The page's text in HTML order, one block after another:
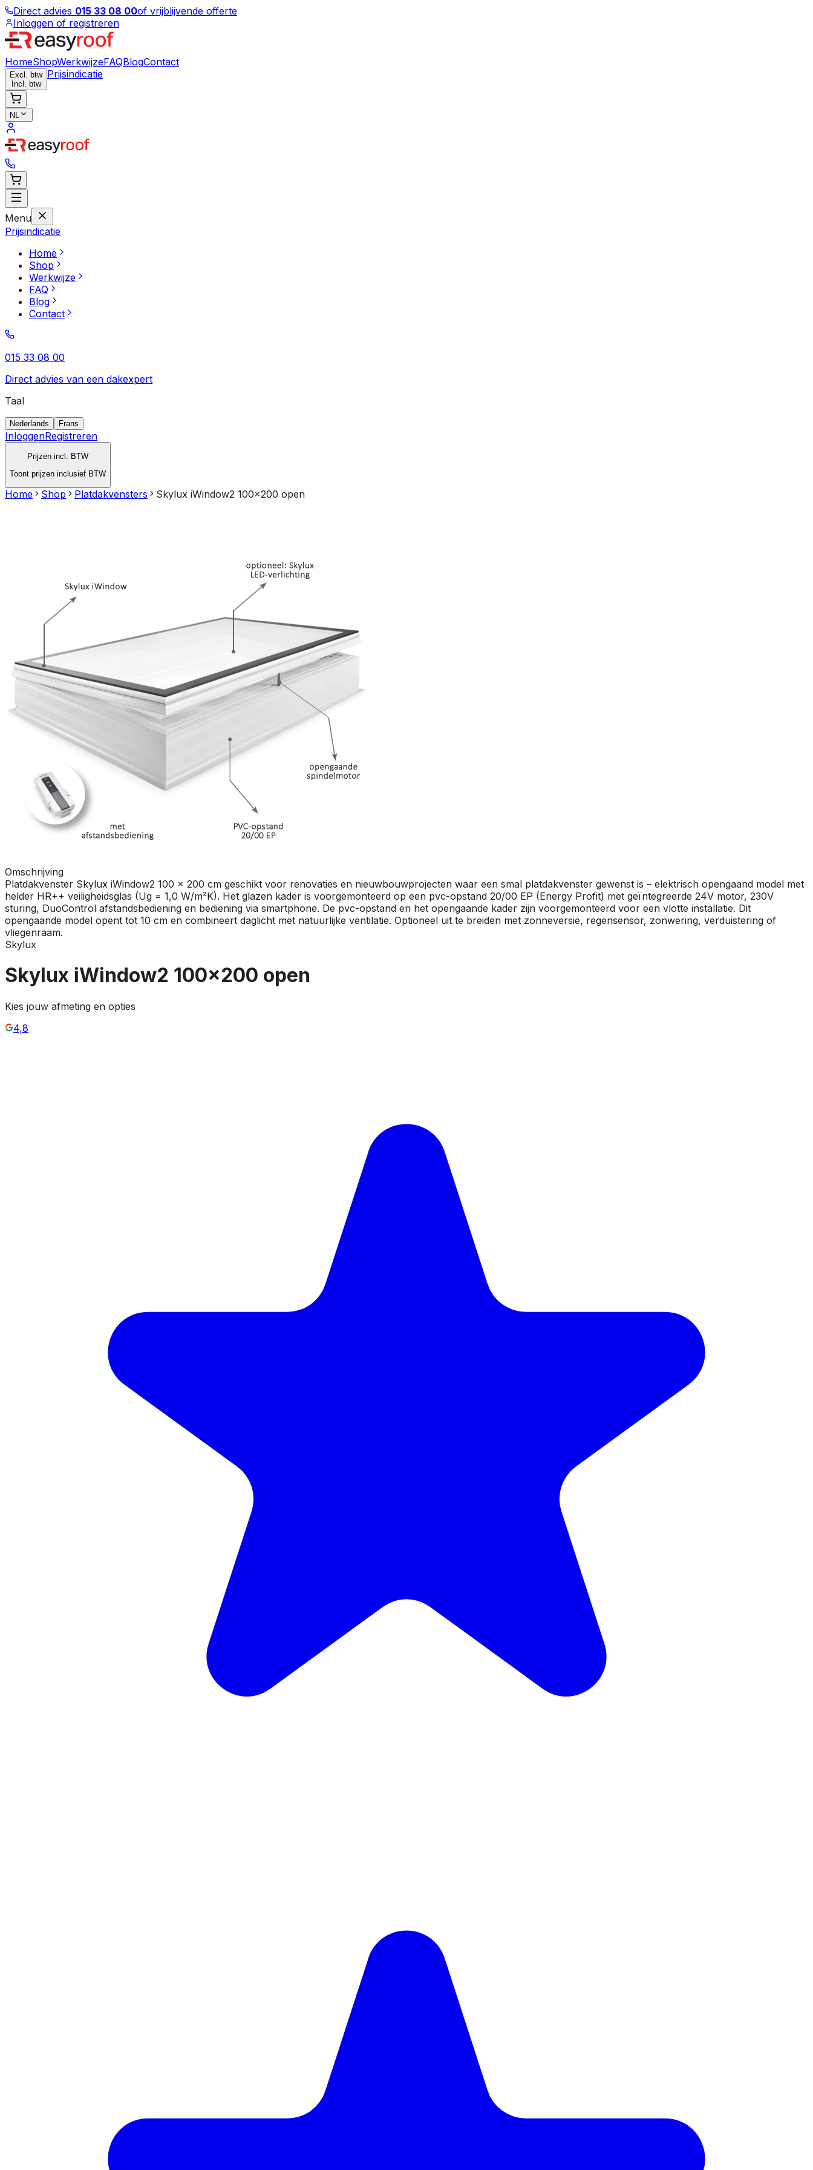
Direct advies 015 33 08 00of vrijblijvende offerte
Inloggen of registreren
HomeShopWerkwijzeFAQBlogContact
Excl. btw
Incl. btw
Prijsindicatie
NL
Menu
Prijsindicatie
Home
Shop
Werkwijze
FAQ
Blog
Contact
015 33 08 00
Direct advies van een dakexpert
Taal
Nederlands Frans
InloggenRegistreren
Prijzen incl. BTW
Toont prijzen inclusief BTW
Home Shop Platdakvensters Skylux iWindow2 100x200 open
Omschrijving
Platdakvenster Skylux iWindow2 100 x 200 cm geschikt voor renovaties en nieuwbouwprojecten waar een smal platdakvenster gewenst is – elektrisch opengaand model met
helder HR++ veiligheidsglas (Ug = 1,0 W/m²K). Het glazen kader is voorgemonteerd op een pvc-opstand 20/00 EP (Energy Profit) met geïntegreerde 24V motor, 230V
sturing, DuoControl afstandsbediening en bediening via smartphone. De pvc-opstand en het opengaande kader zijn voorgemonteerd voor een vlotte installatie. Dit
opengaande model opent tot 10 cm en combineert daglicht met natuurlijke ventilatie. Optioneel uit te breiden met zonneversie, regensensor, zonwering, verduistering of
vliegenraam.
Skylux
Skylux iWindow2 100x200 open
Kies jouw afmeting en opties
4,8